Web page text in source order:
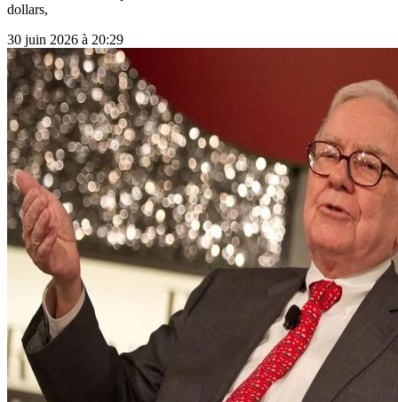
dollars,
30 juin 2026 à 20:29